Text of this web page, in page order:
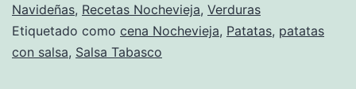
Navideñas, Recetas Nochevieja, Verduras
Etiquetado como cena Nochevieja, Patatas, patatas
con salsa, Salsa Tabasco